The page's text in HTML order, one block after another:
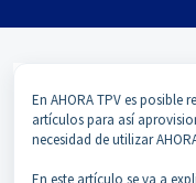
En AHORA TPV es posible
artículos para así
necesidad de utilizar
En este artículo se va a